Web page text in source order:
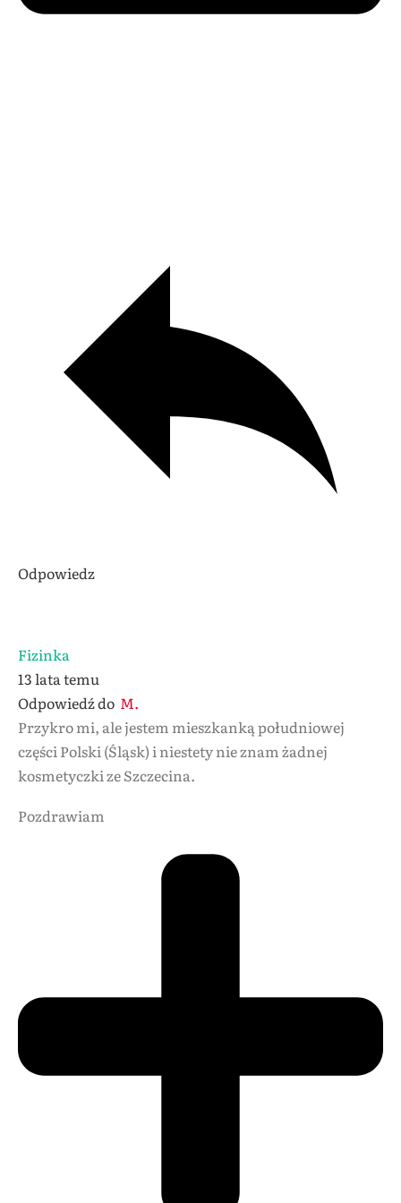
Odpowiedz
Fizinka
13 lata temu
Odpowiedź do M.
Przykro mi, ale jestem mieszkanką południowej
części Polski (Śląsk) i niestety nie znam żadnej
kosmetyczki ze Szczecina.
Pozdrawiam